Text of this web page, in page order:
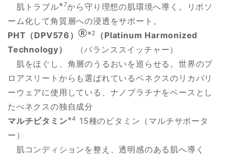
肌トラブル※7から守り理想の肌環境へ導く。リポソ
ーム化して角質層への浸透をサポート。
PHT（DPV576）
Ⓡ※2
（Platinum Harmonized
Technology）
（バランススイッチャー）
肌をほぐし、角層のうるおいを巡らせる。世界のプ
ロアスリートからも選ばれているベネクスのリカバリ
ーウェアに使用している、ナノプラチナをベースとし
たべネクスの独自成分
マルチビタミン※4 15種のビタミン（マルチサポータ
ー）
肌コンディションを整え、透明感のある肌へ導く